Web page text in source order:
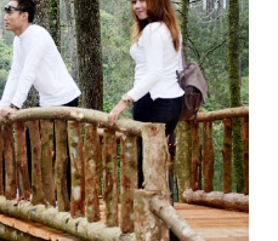
di Jalan Gatot Subroto 289,
Hotel bintang 5 di
Hotel Bintang 5 di
variasi paket kamar yang
premier room plus sarapan
plus 2 tiket Trans...